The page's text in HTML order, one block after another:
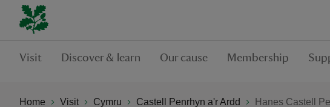
Visit Discover & learn Our cause Membership
Home Visit Cymru Castell Penrhyn a'r Ardd Hanes Castell